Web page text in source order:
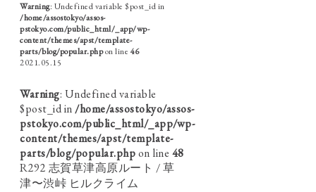
Warning: Undefined variable $post_id in
/home/assostokyo/assos-
pstokyo.com/public_html/_app/wp-
content/themes/apst/template-
parts/blog/popular.phpon line 46
2021.05.15
Warning: Undefined variable
$post_id in/home/assostokyo/assos-
pstokyo.com/public_html/_app/wp-
content/themes/apst/template-
parts/blog/popular.phpon line 48
R292 志賀草津高原ルート / 草
津〜渋峠 ヒルクライム